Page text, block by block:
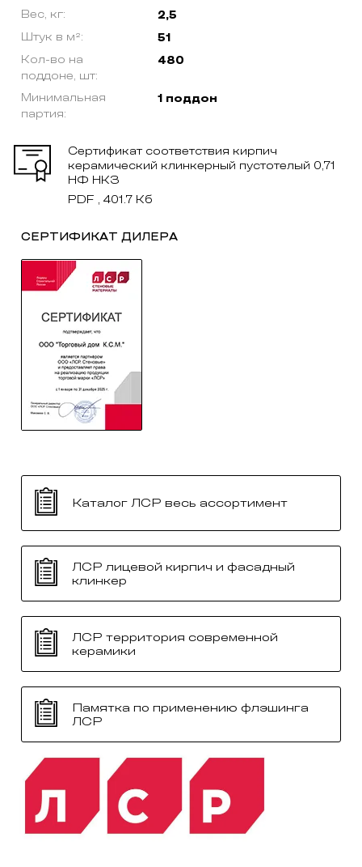
Вес, кг: 2,5
Штук в м²: 51
Кол-во на
поддоне, шт:
480
Минимальная
партия:
1 поддон
Сертификат соответствия кирпич
керамический клинкерный пустотелый 0,71
НФ НКЗ
PDF , 401.7 Кб
СЕРТИФИКАТ ДИЛЕРА
Каталог ЛСР весь ассортимент
ЛСР лицевой кирпич и фасадный
клинкер
ЛСР территория современной
керамики
Памятка по применению флэшинга
ЛСР